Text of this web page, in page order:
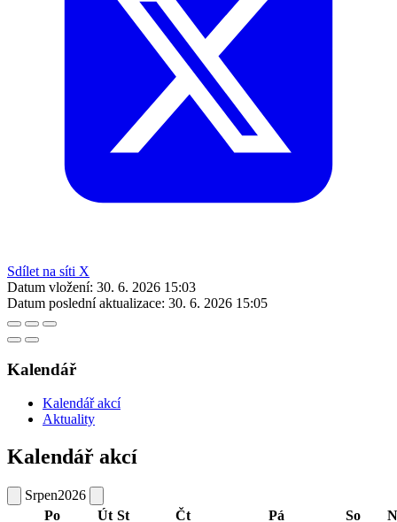
Sdílet na síti X
Datum vložení: 30. 6. 2026 15:03
Datum poslední aktualizace: 30. 6. 2026 15:05
Kalendář
Kalendář akcí
Aktuality
Kalendář akcí
Srpen2026
Po
Út St Čt Pá So